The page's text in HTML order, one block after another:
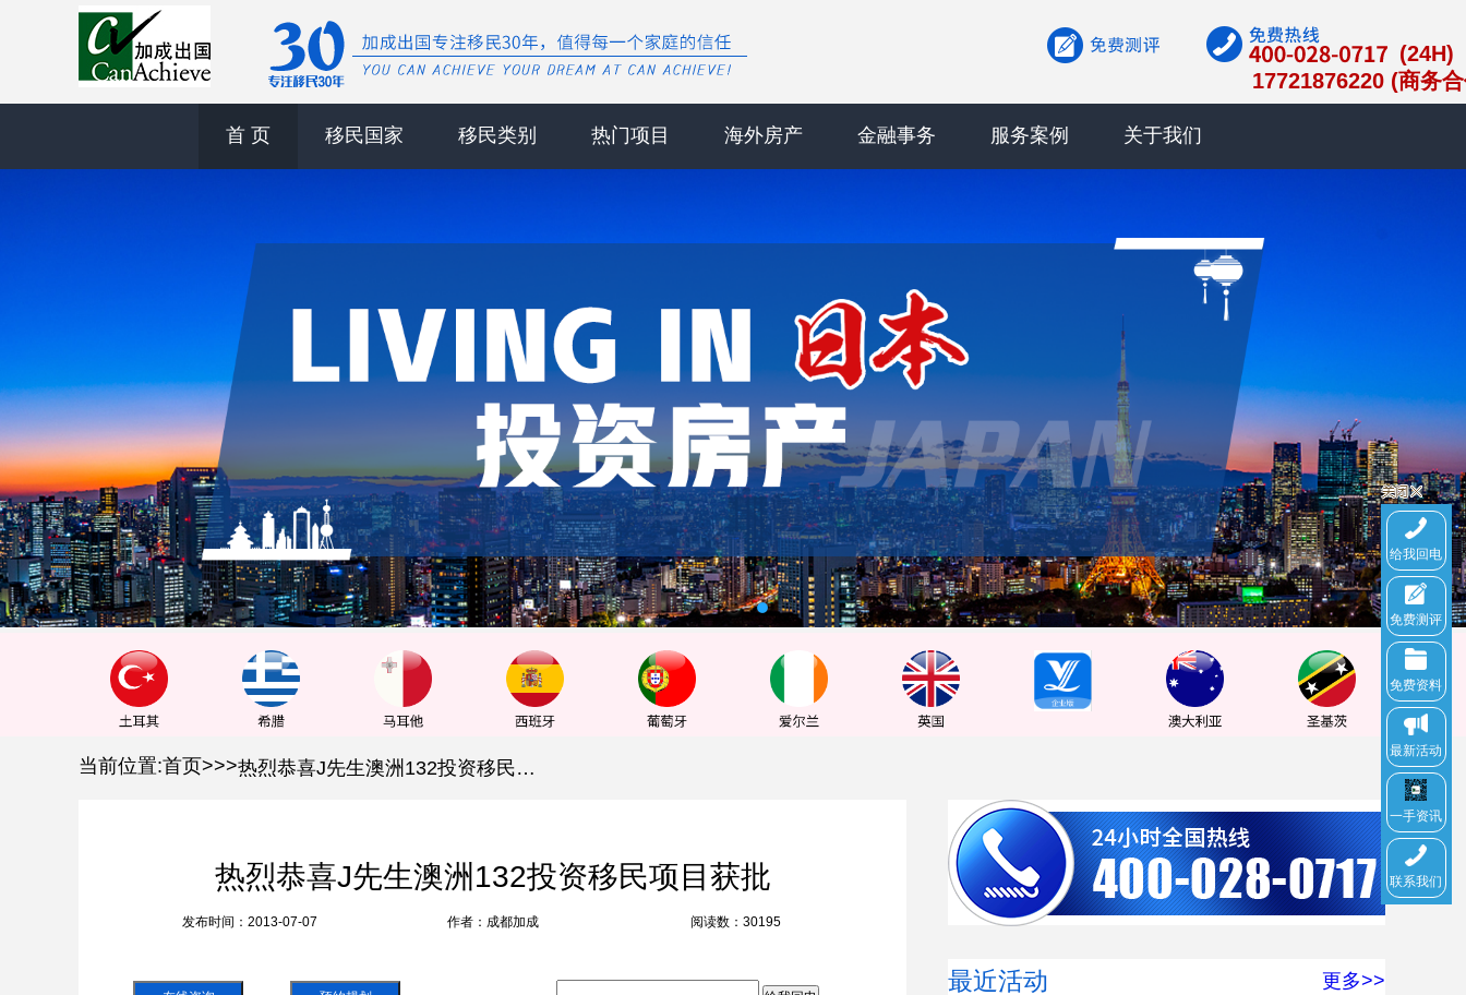
给我回电
免费测评
免费资料
最新活动
一手资讯
联系我们
(24H)
17721876220 (商务
首 页 移民国家 移民类别 热门项目 海外房产 金融事务 服务案例 关于我们
1 2 3
当前位置:首页>>> 热烈恭喜J先生澳洲132投资移民项目获批
热烈恭喜J先生澳洲132投资移民项目获批
发布时间：2013-07-07 作者：成都加成 阅读数：30195
最近活动 更多>>